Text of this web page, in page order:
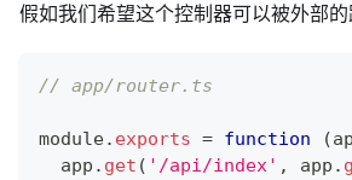
假如我们希望这个控制器可以被外部的
// app/router.ts
module. exports = function (
  app
. get ( '/api/index' , app .